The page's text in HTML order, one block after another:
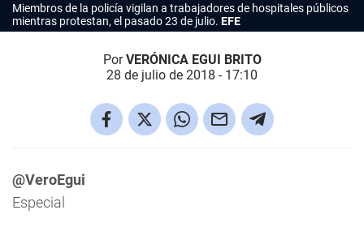
Miembros de la policía vigilan a trabajadores de hospitales públicos
mientras protestan, el pasado 23 de julio. EFE
PorVERÓNICA EGUI BRITO
28 de julio de 2018 - 17:10
@VeroEgui
Especial